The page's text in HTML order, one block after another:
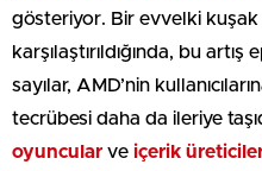
gösteriyor. Bir evvelki kuşak
karşılaştırıldığında, bu
sayılar, AMD’nin
tecrübesi daha da ileriye
oyuncular ve içerik